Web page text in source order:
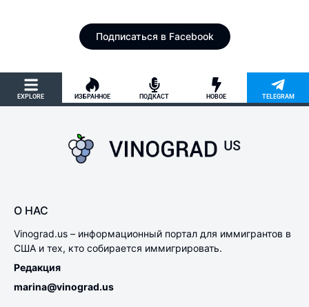
Подписаться в Facebook
EXPLORE ИЗБРАННОЕ ПОДКАСТ НОВОЕ TELEGRAM
О НАС
Vinograd.us – информационный портал для иммигрантов в
США и тех, кто собирается иммигрировать.
Редакция
marina@vinograd.us